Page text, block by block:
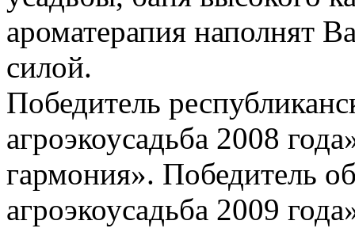
ароматерапия наполнят
силой.
Победитель
агроэкоусадьба 2008
гармония». Победитель
агроэкоусадьба 2009